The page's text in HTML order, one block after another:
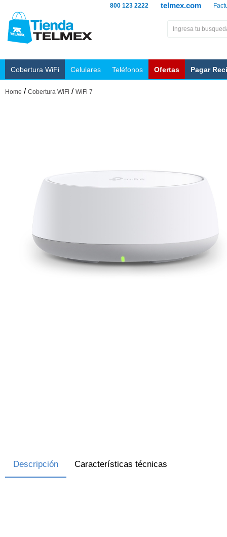
telmex.com
800 123 2222
Cobertura WiFi Celulares Teléfonos Ofertas Pagar
Home / Cobertura WiFi / WiFi 7
Descripción Características técnicas